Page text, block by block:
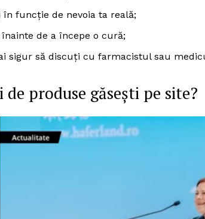
în funcție de nevoia ta reală;
de a începe o cură;
sigur să discuți cu farmacistul sau
de produse găsești pe site?